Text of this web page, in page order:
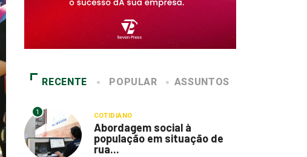
RECENTE POPULAR ASSUNTOS
1 COTIDIANO
Abordagem social à
população em situação de
rua...